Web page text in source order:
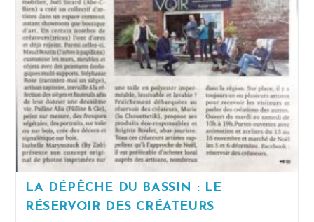
LA DÉPÊCHE DU BASSIN : LE
RÉSERVOIR DES CRÉATEURS